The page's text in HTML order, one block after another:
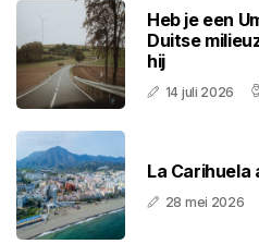
Heb je een
Duitse
hij
14 juli 2026
La Carihuela
28 mei 2026